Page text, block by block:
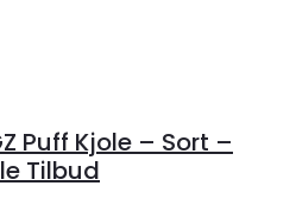
Puff Kjole – Sort –
Tilbud